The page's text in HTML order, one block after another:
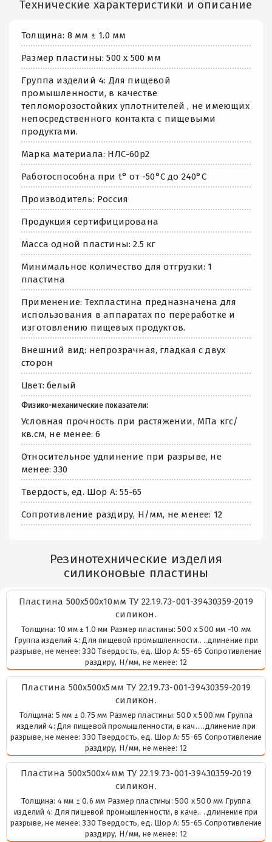
Технические характеристики и описание
Толщина: 8 мм ± 1.0 мм
Размер пластины: 500 х 500 мм
Группа изделий 4: Для пищевой
промышленности, в качестве
тепломорозостойких уплотнителей , не имеющих
непосредственного контакта с пищевыми
продуктами.
Марка материала: НЛС-60р2
Работоспособна при t° от -50°С до 240°С
Производитель: Россия
Продукция сертифицирована
Масса одной пластины: 2.5 кг
Минимальное количество для отгрузки: 1
пластина
Применение: Техпластина предназначена для
использования в аппаратах по переработке и
изготовлению пищевых продуктов.
Внешний вид: непрозрачная, гладкая с двух
сторон
Цвет: белый
Физико-механические показатели:
Условная прочность при растяжении, МПа кгс/
кв.см, не менее: 6
Относительное удлинение при разрыве, не
менее: 330
Твердость, ед. Шор А: 55-65
Сопротивление раздиру, Н/мм, не менее: 12
Резинотехнические изделия
силиконовые пластины
Пластина 500х500х10мм ТУ 22.19.73-001-39430359-2019
силикон.
Толщина: 10 мм ± 1.0 мм Размер пластины: 500 х 500 мм -10 мм
Группа изделий 4: Для пищевой промышленности.. ..длинение при
разрыве, не менее: 330 Твердость, ед. Шор А: 55-65 Сопротивление
раздиру, Н/мм, не менее: 12
Пластина 500х500х5мм ТУ 22.19.73-001-39430359-2019
силикон.
Толщина: 5 мм ± 0.75 мм Размер пластины: 500 х 500 мм Группа
изделий 4: Для пищевой промышленности, в кач.. ..длинение при
разрыве, не менее: 330 Твердость, ед. Шор А: 55-65 Сопротивление
раздиру, Н/мм, не менее: 12
Пластина 500х500х4мм ТУ 22.19.73-001-39430359-2019
силикон.
Толщина: 4 мм ± 0.6 мм Размер пластины: 500 х 500 мм Группа
изделий 4: Для пищевой промышленности, в каче.. ..длинение при
разрыве, не менее: 330 Твердость, ед. Шор А: 55-65 Сопротивление
раздиру, Н/мм, не менее: 12